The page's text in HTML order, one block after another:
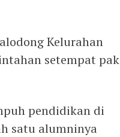
Kelurahan
setempat pak
pendidikan di
satu alumninya